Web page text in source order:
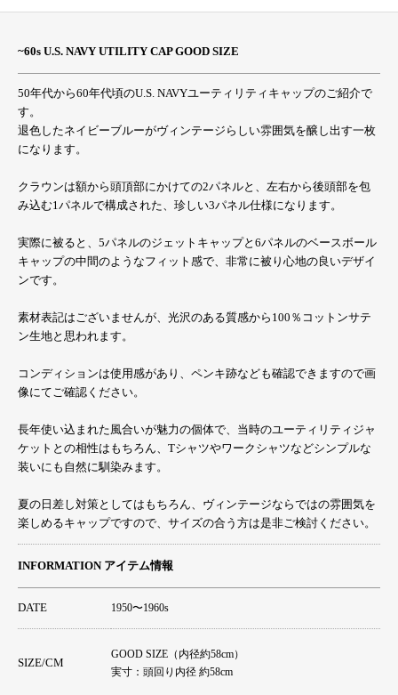
~60s U.S. NAVY UTILITY CAP GOOD SIZE
50年代から60年代頃のU.S. NAVYユーティリティキャップのご紹介で
す。
退色したネイビーブルーがヴィンテージらしい雰囲気を醸し出す一枚
になります。
クラウンは額から頭頂部にかけての2パネルと、左右から後頭部を包
み込む1パネルで構成された、珍しい3パネル仕様になります。
実際に被ると、5パネルのジェットキャップと6パネルのベースボール
キャップの中間のようなフィット感で、非常に被り心地の良いデザイ
ンです。
素材表記はございませんが、光沢のある質感から100％コットンサテ
ン生地と思われます。
コンディションは使用感があり、ペンキ跡なども確認できますので画
像にてご確認ください。
長年使い込まれた風合いが魅力の個体で、当時のユーティリティジャ
ケットとの相性はもちろん、Tシャツやワークシャツなどシンプルな
装いにも自然に馴染みます。
夏の日差し対策としてはもちろん、ヴィンテージならではの雰囲気を
楽しめるキャップですので、サイズの合う方は是非ご検討ください。
INFORMATION アイテム情報
DATE 1950〜1960s
SIZE/CM
GOOD SIZE（内径約58cm）
実寸：頭回り内径 約58cm